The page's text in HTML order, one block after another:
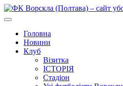
Головна
Новини
Клуб
Візитка
ІСТОРІЯ
Стадіон